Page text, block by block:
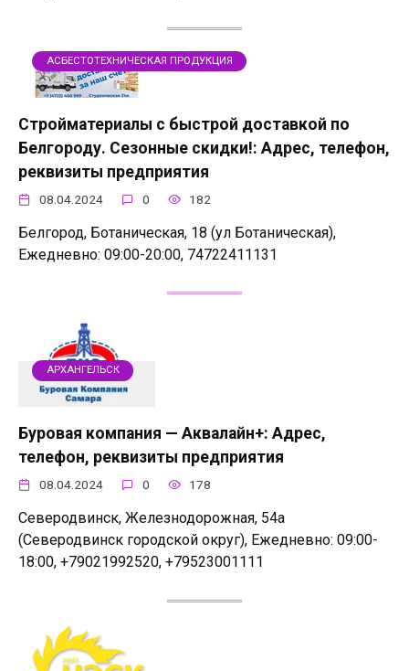
АСБЕСТОТЕХНИЧЕСКАЯ ПРОДУКЦИЯ
Стройматериалы с быстрой доставкой по
Белгороду. Сезонные скидки!: Адрес, телефон,
реквизиты предприятия
08.04.2024 0 182
Белгород, Ботаническая, 18 (ул Ботаническая),
Ежедневно: 09:00-20:00, 74722411131
АРХАНГЕЛЬСК
Буровая компания — Аквалайн+: Адрес,
телефон, реквизиты предприятия
08.04.2024 0 178
Северодвинск, Железнодорожная, 54а
(Северодвинск городской округ), Ежедневно: 09:00-
18:00, +79021992520, +79523001111